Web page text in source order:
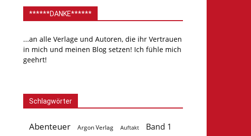
******DANKE******
...an alle Verlage und Autoren, die ihr Vertrauen
in mich und meinen Blog setzen! Ich fühle mich
geehrt!
Schlagwörter
Abenteuer Argon Verlag Auftakt Band 1